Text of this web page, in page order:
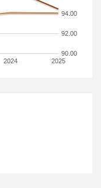
2024 2025
90.00
92.00
94.00